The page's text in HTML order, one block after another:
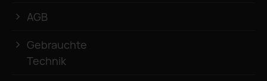
AGB
Gebrauchte
Technik